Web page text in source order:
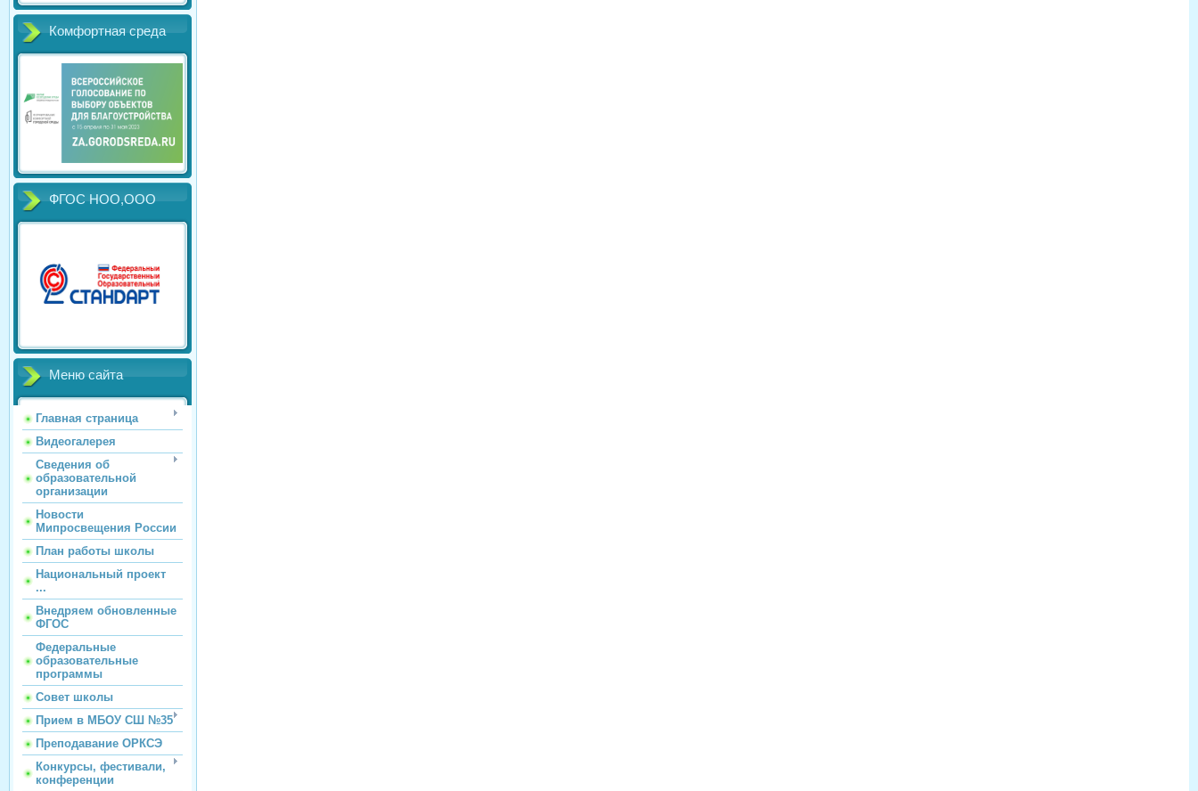
Комфортная среда
ФГОС НОО,ООО
Меню сайта
Главная страница
Видеогалерея
Сведения об
образовательной
организации
Новости
Мипросвещения России
План работы школы
Национальный проект
...
Внедряем обновленные
ФГОС
Федеральные
образовательные
программы
Совет школы
Прием в МБОУ СШ №35
Преподавание ОРКСЭ
Конкурсы, фестивали,
конференции